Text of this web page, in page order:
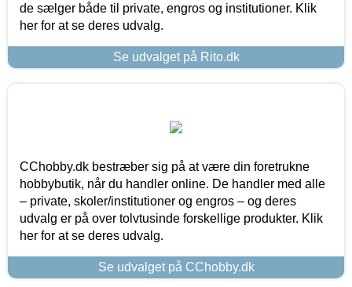
de sælger både til private, engros og institutioner. Klik
her for at se deres udvalg.
Se udvalget på Rito.dk
CChobby.dk bestræber sig på at være din foretrukne
hobbybutik, når du handler online. De handler med alle
– private, skoler/institutioner og engros – og deres
udvalg er på over tolvtusinde forskellige produkter. Klik
her for at se deres udvalg.
Se udvalget på CChobby.dk